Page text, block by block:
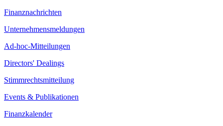
Finanznachrichten
Unternehmensmeldungen
Ad-hoc-Mitteilungen
Directors' Dealings
Stimmrechtsmitteilung
Events & Publikationen
Finanzkalender